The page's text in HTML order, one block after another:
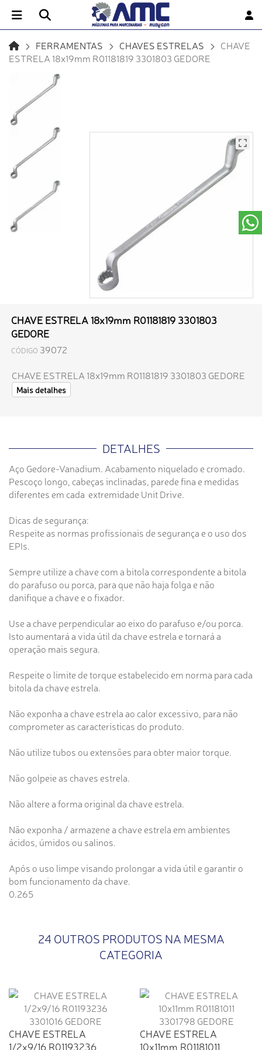
FERRAMENTAS CHAVES ESTRELAS
CHAVE
ESTRELA 18x19mm R01181819 3301803 GEDORE
CHAVE ESTRELA 18x19mm R01181819 3301803
GEDORE
CÓDIGO 39072
CHAVE ESTRELA 18x19mm R01181819 3301803 GEDORE
Mais detalhes
DETALHES
Aço Gedore-Vanadium. Acabamento niquelado e cromado.
Pescoço longo, cabeças inclinadas, parede fina e medidas
diferentes em cada extremidade Unit Drive.
Dicas de segurança:
Respeite as normas profissionais de segurança e o uso dos
EPIs.
Sempre utilize a chave com a bitola correspondente a bitola
do parafuso ou porca, para que não haja folga e não
danifique a chave e o fixador.
Use a chave perpendicular ao eixo do parafuso e/ou porca.
Isto aumentará a vida útil da chave estrela e tornará a
operação mais segura.
Respeite o limite de torque estabelecido em norma para cada
bitola da chave estrela.
Não exponha a chave estrela ao calor excessivo, para não
comprometer as características do produto.
Não utilize tubos ou extensões para obter maior torque.
Não golpeie as chaves estrela.
Não altere a forma original da chave estrela.
Não exponha / armazene a chave estrela em ambientes
ácidos, úmidos ou salinos.
Após o uso limpe visando prolongar a vida útil e garantir o
bom funcionamento da chave.
0.265
24 OUTROS PRODUTOS NA MESMA
CATEGORIA
CHAVE ESTRELA
1/2x9/16 R01193236
CHAVE ESTRELA
10x11mm R01181011